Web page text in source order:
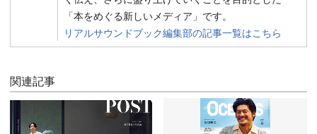
「本をめぐる新しいメディア」です。
リアルサウンドブック編集部の記事一覧はこちら
関連記事